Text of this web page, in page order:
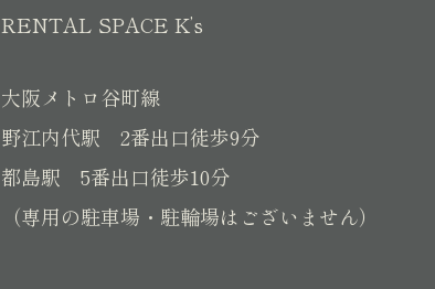
RENTAL SPACE K’s
大阪メトロ谷町線
野江内代駅 2番出口徒歩9分
都島駅 5番出口徒歩10分
（専用の駐車場・駐輪場はございません）